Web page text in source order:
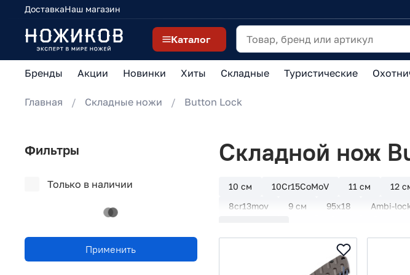
ДоставкаНаш магазин
Каталог
Бренды Акции Новинки Хиты Складные Туристические
Главная Складные ножи Button Lock
Складной нож
10 см 10Cr15CoMoV 11 см 12
8cr13mov
9 см 95х18 Ambi-
Firebird
Mr Blade N690
Фильтры
Только в наличии
Применить